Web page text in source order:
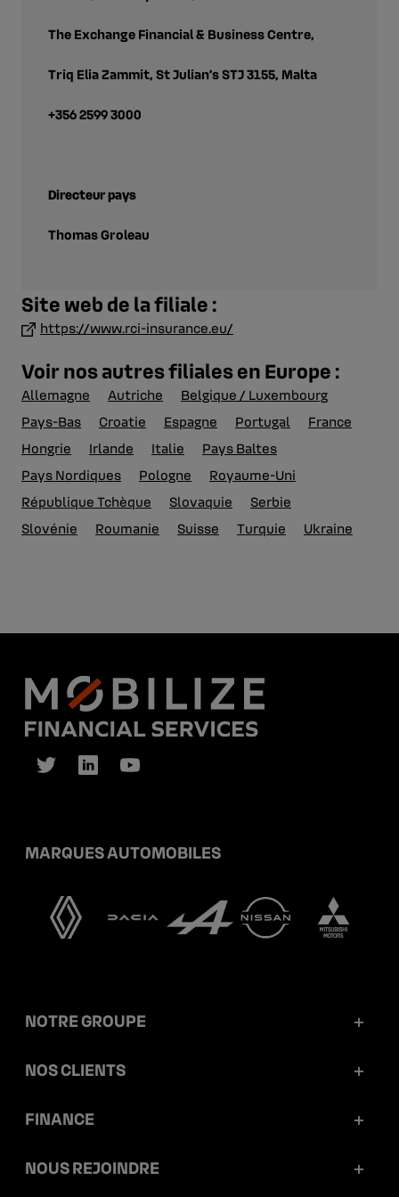
The Exchange Financial & Business Centre,
Triq Elia Zammit, St Julian’s STJ 3155, Malta
+356 2599 3000
Directeur pays
Thomas Groleau
Site web de la filiale :
https://www.rci-insurance.eu/
Voir nos autres filiales en Europe :
Allemagne Autriche
Belgique / Luxembourg
Pays-Bas
Croatie Espagne Portugal
France
Hongrie
Irlande Italie
Pays Baltes
Pays Nordiques
Pologne
Royaume-Uni
République Tchèque
Slovaquie
Serbie
Slovénie
Roumanie Suisse Turquie Ukraine
MARQUES AUTOMOBILES
NOTRE GROUPE
Mobilize Financial Services en bref
NOS CLIENTS
Particuliers
FINANCE
Rapports et communiqués
NOUS REJOINDRE